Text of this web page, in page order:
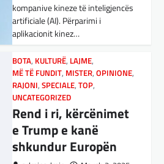
Aksionet e ofruesit francez të
satelitëve Eutelsat u trefishuan
në vlerë gjatë dy ditëve të fundit
mes shqetësimeve se qasja…
BOTA,LAJME,MË TË FUNDIT
OPINIONE,RAJONI
Gjermani, ekspertët
sugjerojnë 400
miliardë euro për
kompanive kineze të inteligjencës
artificiale (AI). Përparimi i
aplikacionit kinez…
BOTA, KULTURË, LAJME,
MË TË FUNDIT, MISTER,OPINIONE,
RAJONI,SPECIALE,TOP,
UNCATEGORIZED
Rend i ri, kërcënimet
e Trump e kanë
shkundur Europën
Maqedonisë së Veriut…
LAJME,SPORT
Ja Kush E Bindi
Presidentin E
Vllaznisë Për Të
Marrë Qatip Osmanin
adminadmin
February 20,
2024
Skuadra e njohur shqiptare e
Vllaznisë nga Shkodra, me 30